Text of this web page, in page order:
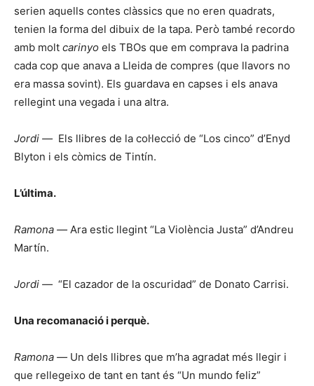
serien aquells contes clàssics que no eren quadrats,
tenien la forma del dibuix de la tapa. Però també recordo
amb molt carinyo els TBOs que em comprava la padrina
cada cop que anava a Lleida de compres (que llavors no
era massa sovint). Els guardava en capses i els anava
rellegint una vegada i una altra.
Jordi — Els llibres de la col·lecció de “Los cinco” d’Enyd
Blyton i els còmics de Tintín.
L’última.
Ramona — Ara estic llegint “La Violència Justa” d’Andreu
Martín.
Jordi — “El cazador de la oscuridad” de Donato Carrisi.
Una recomanació i perquè.
Ramona — Un dels llibres que m’ha agradat més llegir i
que rellegeixo de tant en tant és “Un mundo feliz”